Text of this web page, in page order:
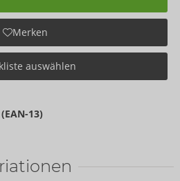
Merken
auswählen
13)